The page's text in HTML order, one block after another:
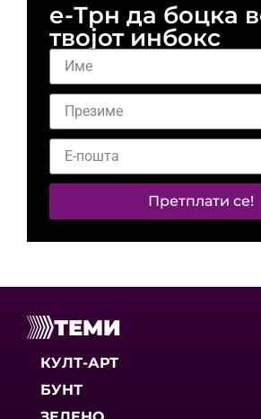
е-Трн да боцка
твојот инбокс
Претплати се!
ТЕМИ
КУЛТ-АРТ
БУНТ